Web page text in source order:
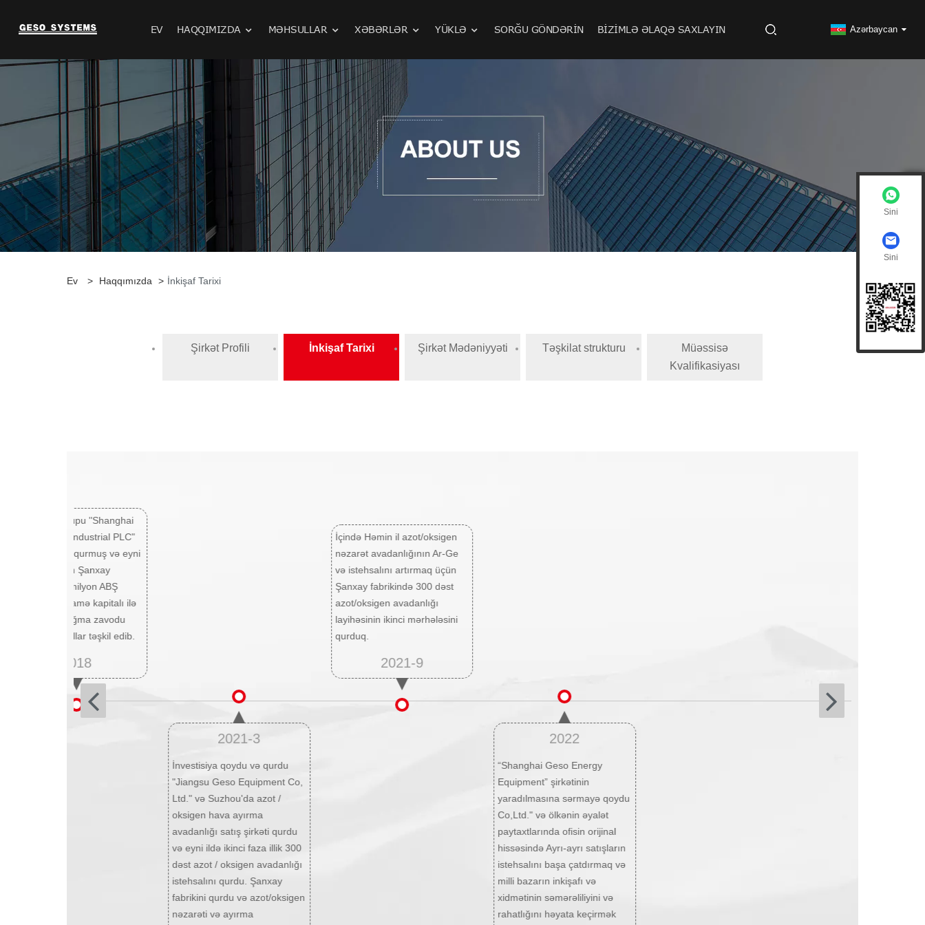
EV HAQQIMIZDA MƏHSULLAR XƏBƏRLƏR YÜKLƏ SORĞU GÖNDƏRIN BIZIMLƏ ƏLAQƏ SAXLAYIN Azərbaycan
Ev > Haqqımızda > İnkişaf Tarixi
Şirkət Profili İnkişaf Tarixi Şirkət Mədəniyyəti Təşkilat strukturu
Müəssisə
Kvalifikasiyası
2018
İngilis BAE Qrupu "Shanghai
Geso System industrial PLC"
şirkətini Çində qurmuş və eyni
zamanda Çinin Şanxay
şəhərində 11 milyon ABŞ
dolları nizamnamə kapitalı ilə
kompressor yığma zavodu
qurmuşdur. dollar təşkil edib.
2021-3
İnvestisiya qoydu və qurdu
"Jiangsu Geso Equipment Co,
Ltd." və Suzhou'da azot /
oksigen hava ayırma
avadanlığı satış şirkəti qurdu
və eyni ildə ikinci faza illik 300
dəst azot / oksigen avadanlığı
istehsalını qurdu. Şanxay
fabrikini qurdu və azot/oksigen
nəzarəti və ayırma
2021-9
İçində Həmin il azot/oksigen
nəzarət avadanlığının Ar-Ge
və istehsalını artırmaq üçün
Şanxay fabrikində 300 dəst
azot/oksigen avadanlığı
layihəsinin ikinci mərhələsini
qurduq.
2022
“Shanghai Geso Energy
Equipment” şirkətinin
yaradılmasına sərmayə qoydu
Co,Ltd." və ölkənin əyalət
paytaxtlarında ofisin orijinal
hissəsində Ayrı-ayrı satışların
istehsalını başa çatdırmaq və
milli bazarın inkişafı və
xidmətinin səmərəliliyini və
rahatlığını həyata keçirmək
Sini
Sini